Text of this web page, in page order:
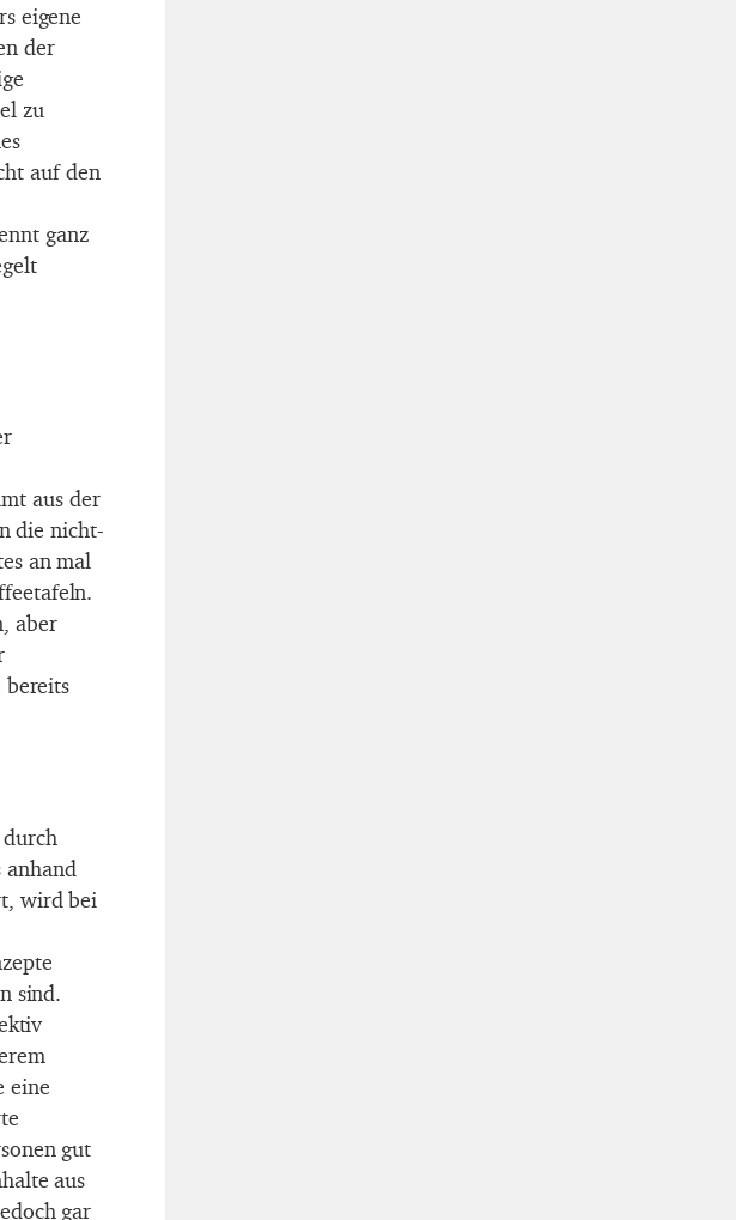
eigene
der
zu
auf den
ganz
aus der
die nicht-
an mal
aber
bereits
wird bei
sind.
eine
gut
aus
gar